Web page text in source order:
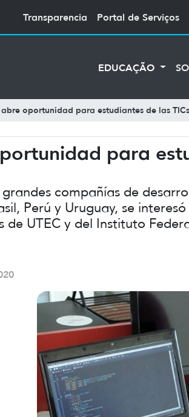
Transparencia Portal de Serviços
EDUCAÇÃO
abre oportunidad para estudiantes de las TICs
para
compañías de
Perú y Uruguay, se
de UTEC y del Instituto